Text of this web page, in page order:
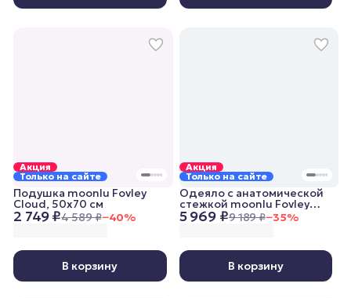
Акция
Только на сайте
2 749 ₽4 589 ₽−40%
Подушка moonlu Fovley
Cloud, 50x70 см
В корзину
Акция
Только на сайте
5 969 ₽9 189 ₽−35%
Одеяло с анатомической
стежкой moonlu Fovley
Lightweight, 172x205 см,
облегченное
В корзину